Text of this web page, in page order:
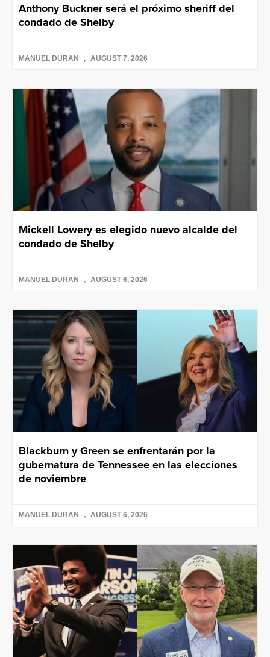
Anthony Buckner será el próximo sheriff del
condado de Shelby
MANUEL DURAN AUGUST 7, 2026
Mickell Lowery es elegido nuevo alcalde del
condado de Shelby
MANUEL DURAN AUGUST 6, 2026
Blackburn y Green se enfrentarán por la
gubernatura de Tennessee en las elecciones
de noviembre
MANUEL DURAN AUGUST 6, 2026